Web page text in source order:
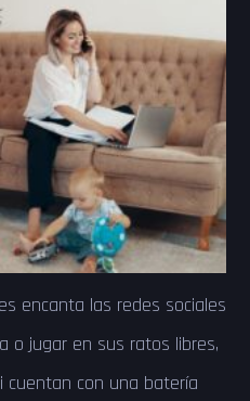
encanta las redes sociales
o jugar en sus ratos libres,
cuentan con una batería